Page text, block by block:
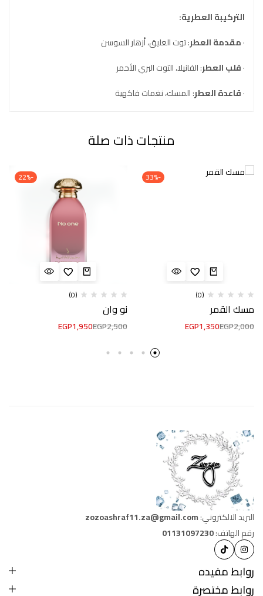
التركيبة العطرية:
·مقدمة العطر: توت العليق، أزهار السوسن
·قلب العطر: الفانيلا، التوت البري الأحمر
·قاعدة العطر: المسك، نغمات فاكهية
منتجات ذات صلة
-33%
(0)
مسك القمر
EGP2,000
EGP1,350
-22%
(0)
نو وان
EGP2,500
EGP1,950
البريد الالكتروني:zozoashraf11.za@gmail.com
رقم الهاتف:01131097230
روابط مفيده
روابط مختصرة